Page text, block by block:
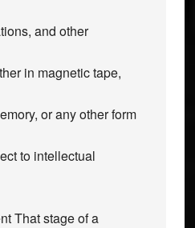
and other
in magnetic tape,
or any other form
to intellectual
That stage of a